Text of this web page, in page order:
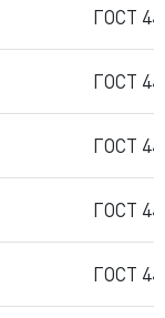
ГОСТ
ГОСТ
ГОСТ
ГОСТ
ГОСТ